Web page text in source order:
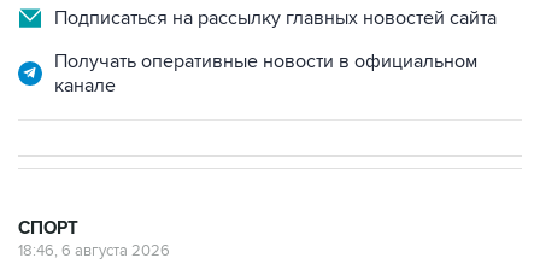
Подписаться на рассылку главных новостей сайта
Получать оперативные новости в официальном
канале
СПОРТ
18:46, 6 августа 2026